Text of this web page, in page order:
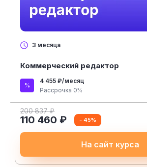
3 месяца
Коммерческий редактор
4 455 ₽/месяц
Рассрочка 0%
200 837 ₽
110 460 ₽ - 45%
На сайт курса